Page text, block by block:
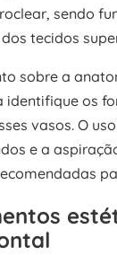
sendo
tecidos
sobre a
identifique os
vasos. O
e a